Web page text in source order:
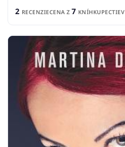
2 RECENZIECENA Z 7 KNÍHKUPECTIEV